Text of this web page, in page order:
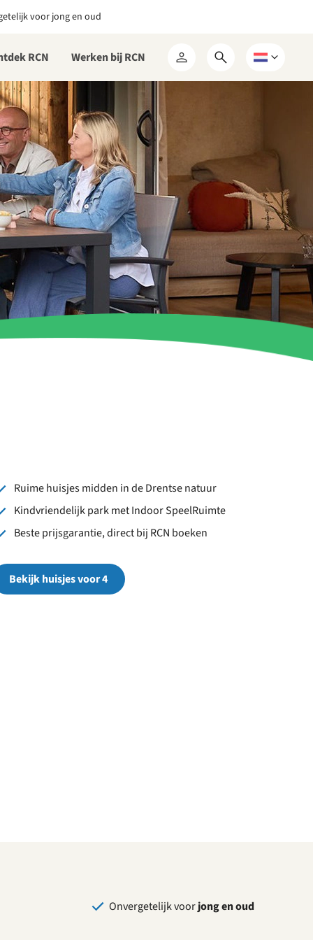
voor jong en oud
RCN Werken bij RCN
Mijn
RCN
Open
zoekformulier
Kies
een
Ruime huisjes midden in de Drentse natuur
Kindvriendelijk park met Indoor SpeelRuimte
Beste prijsgarantie, direct bij RCN boeken
Bekijk huisjes voor 4
Onvergetelijk voorjong en oud